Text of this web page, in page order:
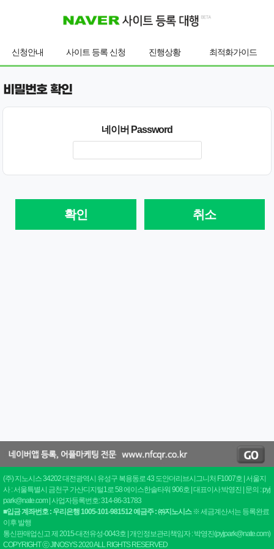
신청안내 사이트 등록 신청 진행상황 최적화가이드
비밀번호 확인
네이버 Password
확인 취소
(주) 지노시스 34202 대전광역시 유성구 복용동로 43 도안더리브시그니처 F1007호 | 서울지
사 : 서울특별시 금천구 가산디지털1로 58 에이스한솔타워 906호 | 대표이사:박영진 | 문의 : pyj
park@nate.com | 사업자등록번호: 314-86-31783
■입금 계좌번호 : 우리은행 1005-101-981512 예금주 : ㈜지노시스※ 세금계산서는 등록완료
이후 발행
통신판매업신고 제 2015-대전유성-0043호 | 개인정보관리책임자 : 박영진(pyjpark@nate.com)
COPYRIGHT ⓒ JINOSYS 2020 ALL RIGHTS RESERVED